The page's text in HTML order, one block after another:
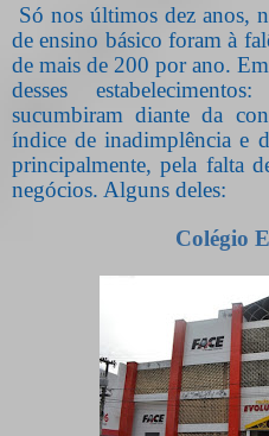
Só nos últimos dez anos,
de ensino básico foram à
de mais de 200 por ano.
desses
sucumbiram diante da
índice de inadimplência e
principalmente, pela falta
negócios. Alguns deles:
Colégio